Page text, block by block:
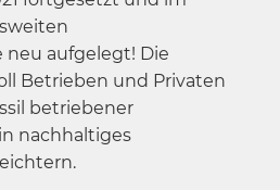
neu aufgelegt! Die
Betrieben und Privaten
betriebener
nachhaltiges